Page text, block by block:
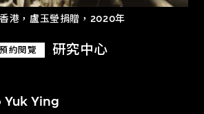
港，盧玉瑩捐贈，2020年
預約閱覽 研究中心
Yuk Ying
的二十及二十一世紀視覺